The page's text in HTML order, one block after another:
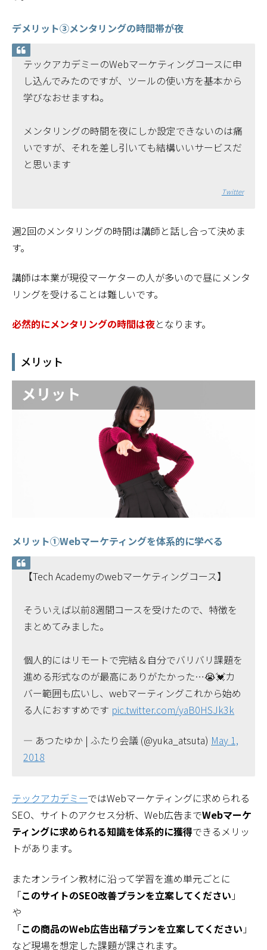
デメリット③メンタリングの時間帯が夜
テックアカデミーのWebマーケティングコースに申
し込んでみたのですが、ツールの使い方を基本から
学びなおせますね。
メンタリングの時間を夜にしか設定できないのは痛
いですが、それを差し引いても結構いいサービスだ
と思います
Twitter
週2回のメンタリングの時間は講師と話し合って決めま
す。
講師は本業が現役マーケターの人が多いので昼にメンタ
リングを受けることは難しいです。
必然的にメンタリングの時間は夜となります。
メリット
メリット①Webマーケティングを体系的に学べる
【Tech Academyのwebマーケティングコース】
そういえば以前8週間コースを受けたので、特徴を
まとめてみました。
個人的にはリモートで完結＆自分でバリバリ課題を
進める形式なのが最高にありがたかった…😭💓カ
バー範囲も広いし、webマーティングこれから始め
る人におすすめです pic.twitter.com/yaB0HSJk3k
— あつたゆか | ふたり会議 (@yuka_atsuta) May 1,
2018
テックアカデミーではWebマーケティングに求められる
SEO、サイトのアクセス分析、Web広告までWebマーケ
ティングに求められる知識を体系的に獲得できるメリッ
トがあります。
またオンライン教材に沿って学習を進め単元ごとに
「このサイトのSEO改善プランを立案してください 」
や
「この商品のWeb広告出稿プランを立案してください 」
など現場を想定した課題が課されます。